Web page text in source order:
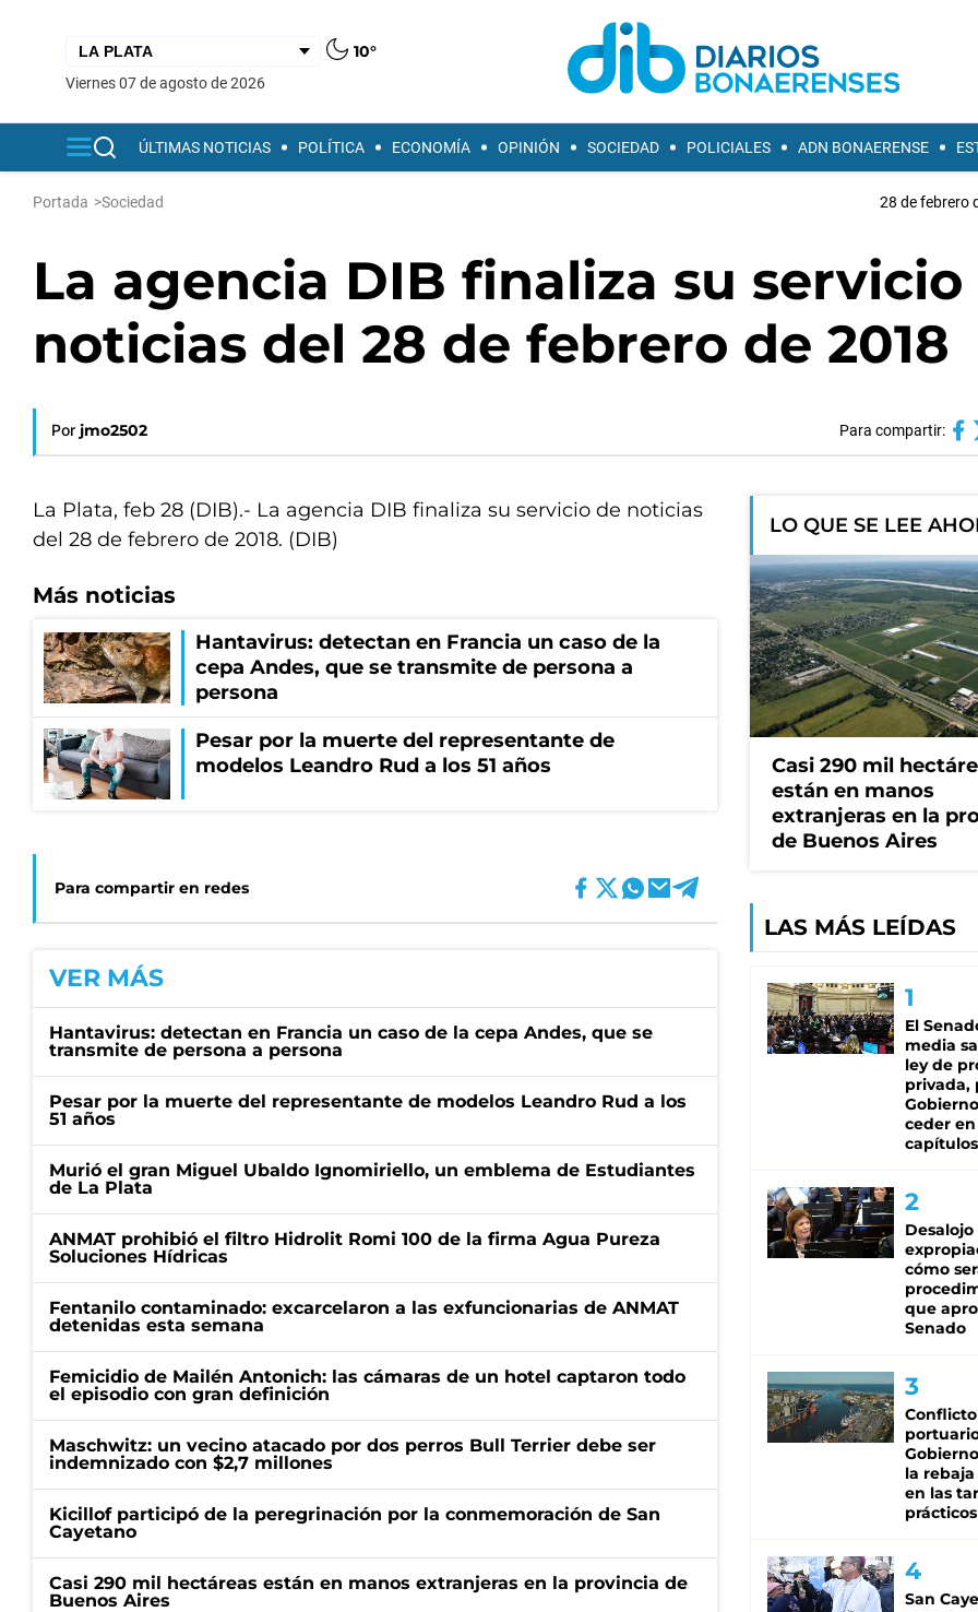
10°
viernes 07 de agosto de 2026
ÚLTIMAS NOTICIAS POLÍTICA ECONOMÍA OPINIÓN SOCIEDAD POLICIALES ADN BONAERENSE
Portada >Sociedad 28 de febrero
La agencia DIB finaliza su servicio
noticias del 28 de febrero de 2018
Por jmo2502 Para compartir:
La Plata, feb 28 (DIB).- La agencia DIB finaliza su servicio de noticias
del 28 de febrero de 2018. (DIB)
Más noticias
Hantavirus: detectan en Francia un caso de la
cepa Andes, que se transmite de persona a
persona
Pesar por la muerte del representante de
modelos Leandro Rud a los 51 años
Para compartir en redes
VER MÁS
Hantavirus: detectan en Francia un caso de la cepa Andes, que se
transmite de persona a persona
Pesar por la muerte del representante de modelos Leandro Rud a los
51 años
Murió el gran Miguel Ubaldo Ignomiriello, un emblema de Estudiantes
de La Plata
ANMAT prohibió el filtro Hidrolit Romi 100 de la firma Agua Pureza
Soluciones Hídricas
Fentanilo contaminado: excarcelaron a las exfuncionarias de ANMAT
detenidas esta semana
Femicidio de Mailén Antonich: las cámaras de un hotel captaron todo
el episodio con gran definición
Maschwitz: un vecino atacado por dos perros Bull Terrier debe ser
indemnizado con $2,7 millones
Kicillof participó de la peregrinación por la conmemoración de San
Cayetano
Casi 290 mil hectáreas están en manos extranjeras en la provincia de
Buenos Aires
LO QUE SE LEE
Casi 290 mil
están en manos
extranjeras en la
de Buenos Aires
LAS MÁS LEÍDAS
El
media
ley de
privada,
ceder
capítulos
cómo
que
Senado
Conflicto
la rebaja
en las
prácticos
San